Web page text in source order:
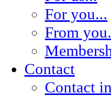
For you...
From
Contact
Contact